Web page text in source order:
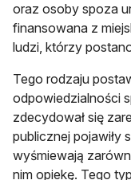
oraz osoby spoza
finansowana z
ludzi, którzy
Tego rodzaju
odpowiedzialności
zdecydował się
publicznej pojawiły
wyśmiewają
nim opiekę. Tego